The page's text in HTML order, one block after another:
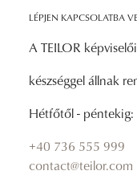
LÉPJEN KAPCSOLATBA
A TEILOR képviselői
készséggel állnak
Hétfőtől -
+40 736 555 999
contact@teilor.com